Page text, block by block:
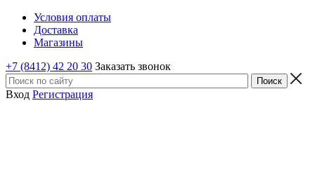
Условия оплаты
Доставка
Магазины
+7 (8412) 42 20 30 Заказать звонок
Вход Регистрация